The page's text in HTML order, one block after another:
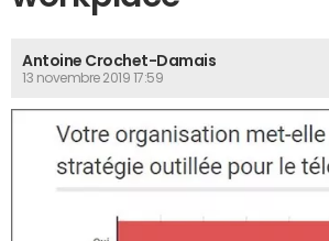
Antoine Crochet-Damais
13 novembre 2019 17:59